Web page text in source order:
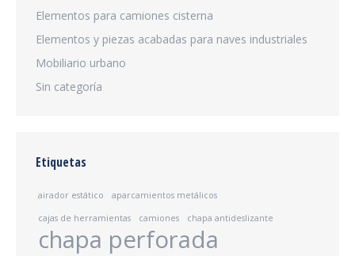
Elementos para camiones cisterna
Elementos y piezas acabadas para naves industriales
Mobiliario urbano
Sin categoría
Etiquetas
airador estático aparcamientos metálicos
cajas de herramientas camiones chapa antideslizante
chapa perforada